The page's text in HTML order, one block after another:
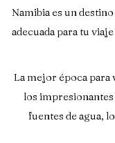
Namibia es un
adecuada para tu
La mejor época para
los impresionantes
fuentes de agua,